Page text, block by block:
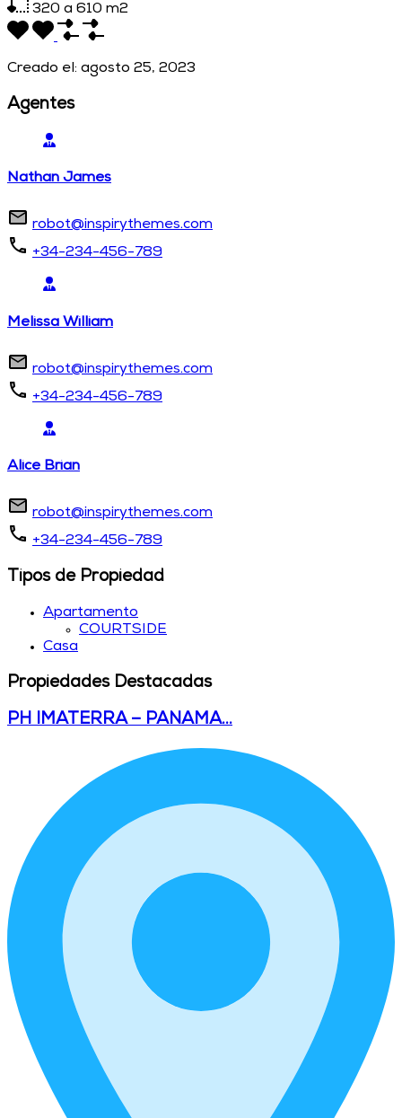
320 a 610 m2
Creado el: agosto 25, 2023
Agentes
Nathan James
robot@inspirythemes.com
+34-234-456-789
Melissa William
robot@inspirythemes.com
+34-234-456-789
Alice Brian
robot@inspirythemes.com
+34-234-456-789
Tipos de Propiedad
Apartamento
COURTSIDE
Casa
Propiedades Destacadas
PH IMATERRA – PANAMA…